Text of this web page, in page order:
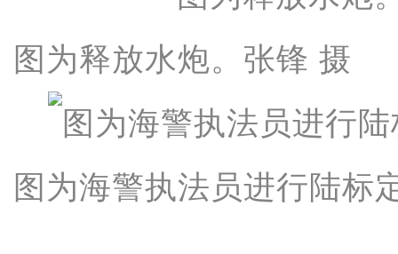
图为释放水炮。张锋 摄
图为海警执法员进行陆标